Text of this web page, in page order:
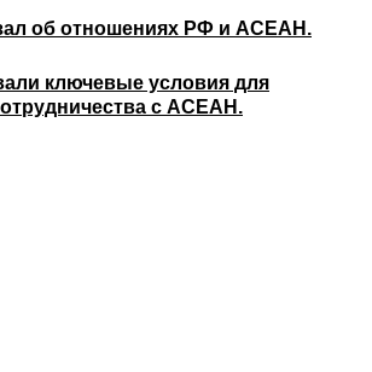
об отношениях РФ и АСЕАН.
ключевые условия для
с АСЕАН.